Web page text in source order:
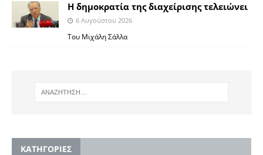
Η δημοκρατία της διαχείρισης τελειώνει
6 Αυγούστου 2026
Του Μιχάλη Σάλλα
KΑΤΗΓΟΡΙΕΣ